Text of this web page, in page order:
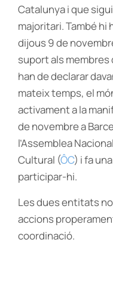
Catalunya i que
majoritari. També hi
dijous 9 de
suport als membres
han de declarar
mateix temps, el
activament a la
de novembre a
l’Assemblea
Cultural (ÔC) i fa
participar-hi.
Les dues entitats
accions
coordinació.